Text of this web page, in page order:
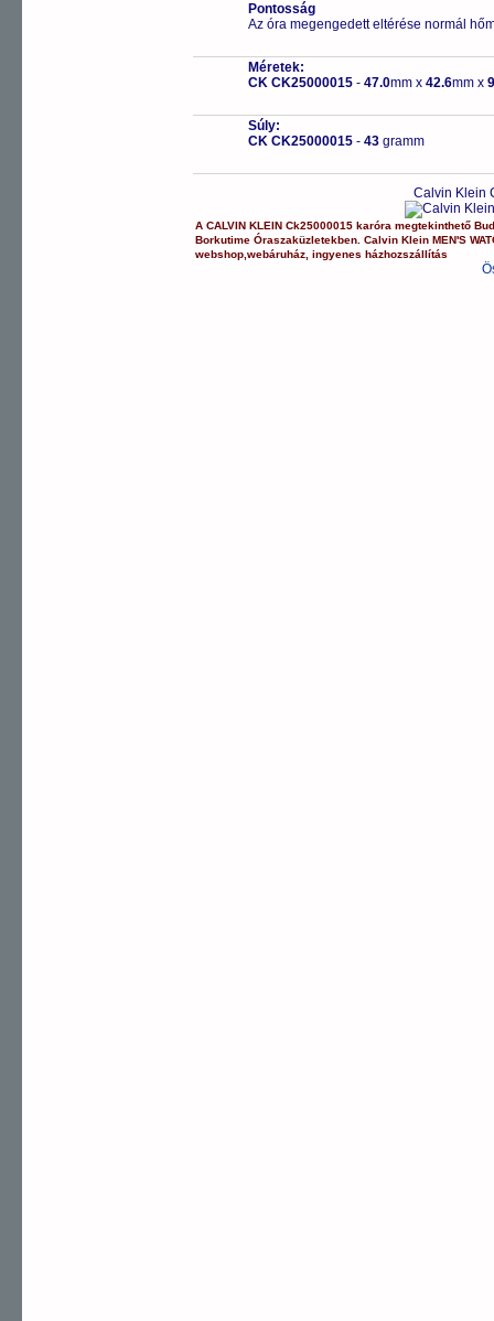
Pontosság
Az óra megengedett eltérése normál
Méretek:
CK CK25000015 - 47.0mm x 42.6mm x
Súly:
CK CK25000015 - 43 gramm
Calvin Klein
ACALVIN KLEIN Ck25000015 karóra megtekinthető
Borkutime Óraszaküzletekben.Calvin Klein MEN'S
webshop ,webáruház ,ingyenes házhozszállítás